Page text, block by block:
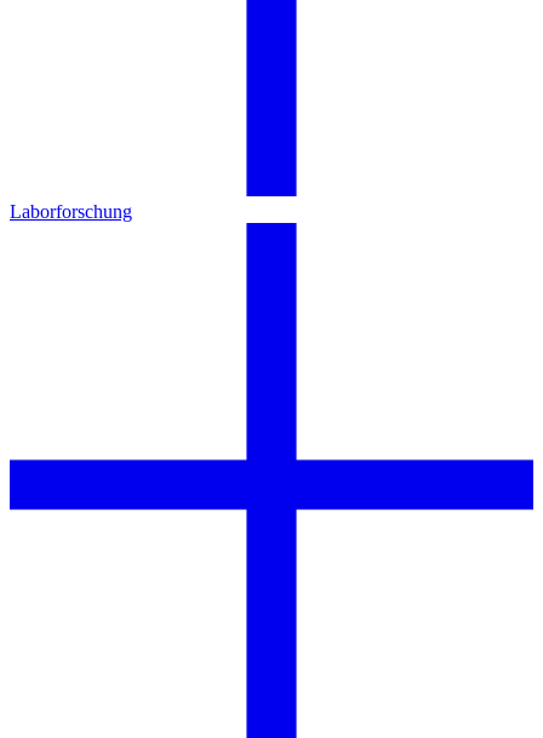
Laborforschung